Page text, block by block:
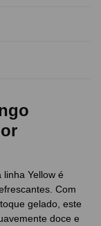
Yellow é
Com
gelado, este
doce e